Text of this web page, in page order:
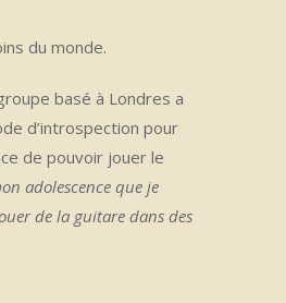
du monde.
basé à Londres a
d’introspection pour
de pouvoir jouer le
adolescence que je
de la guitare dans des